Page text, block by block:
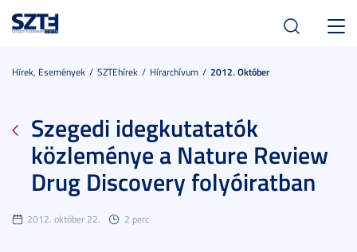
Hírek, Események SZTEhírek Hírarchívum 2012. Október
Szegedi idegkutatatók
közleménye a Nature Review
Drug Discovery folyóiratban
2012. október 22. 2 perc